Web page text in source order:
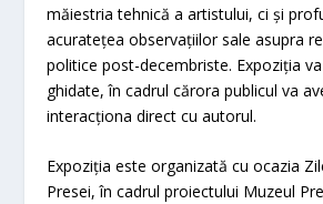
măiestria tehnică a artistului, ci și
acuratețea observațiilor sale asupra
politice post-decembriste. Expoziția
ghidate, în cadrul cărora publicul va
interacționa direct cu autorul.
Expoziția este organizată cu ocazia
Presei, în cadrul proiectului Muzeul